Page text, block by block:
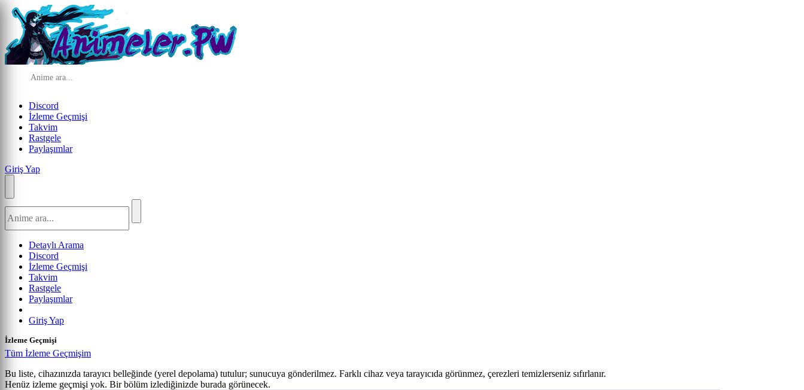
Discord
İzleme Geçmişi
Takvim
Rastgele
Paylaşımlar
Giriş Yap
Detaylı Arama
Discord
İzleme Geçmişi
Takvim
Rastgele
Paylaşımlar
Giriş Yap
İzleme Geçmişi
Tüm İzleme Geçmişim
Bu liste, cihazınızda tarayıcı belleğinde (yerel depolama) tutulur; sunucuya gönderilmez. Farklı cihaz veya tarayıcıda görünmez, çerezleri temizlerseniz sıfırlanır.
Henüz izleme geçmişi yok. Bir bölüm izlediğinizde burada görünecek.